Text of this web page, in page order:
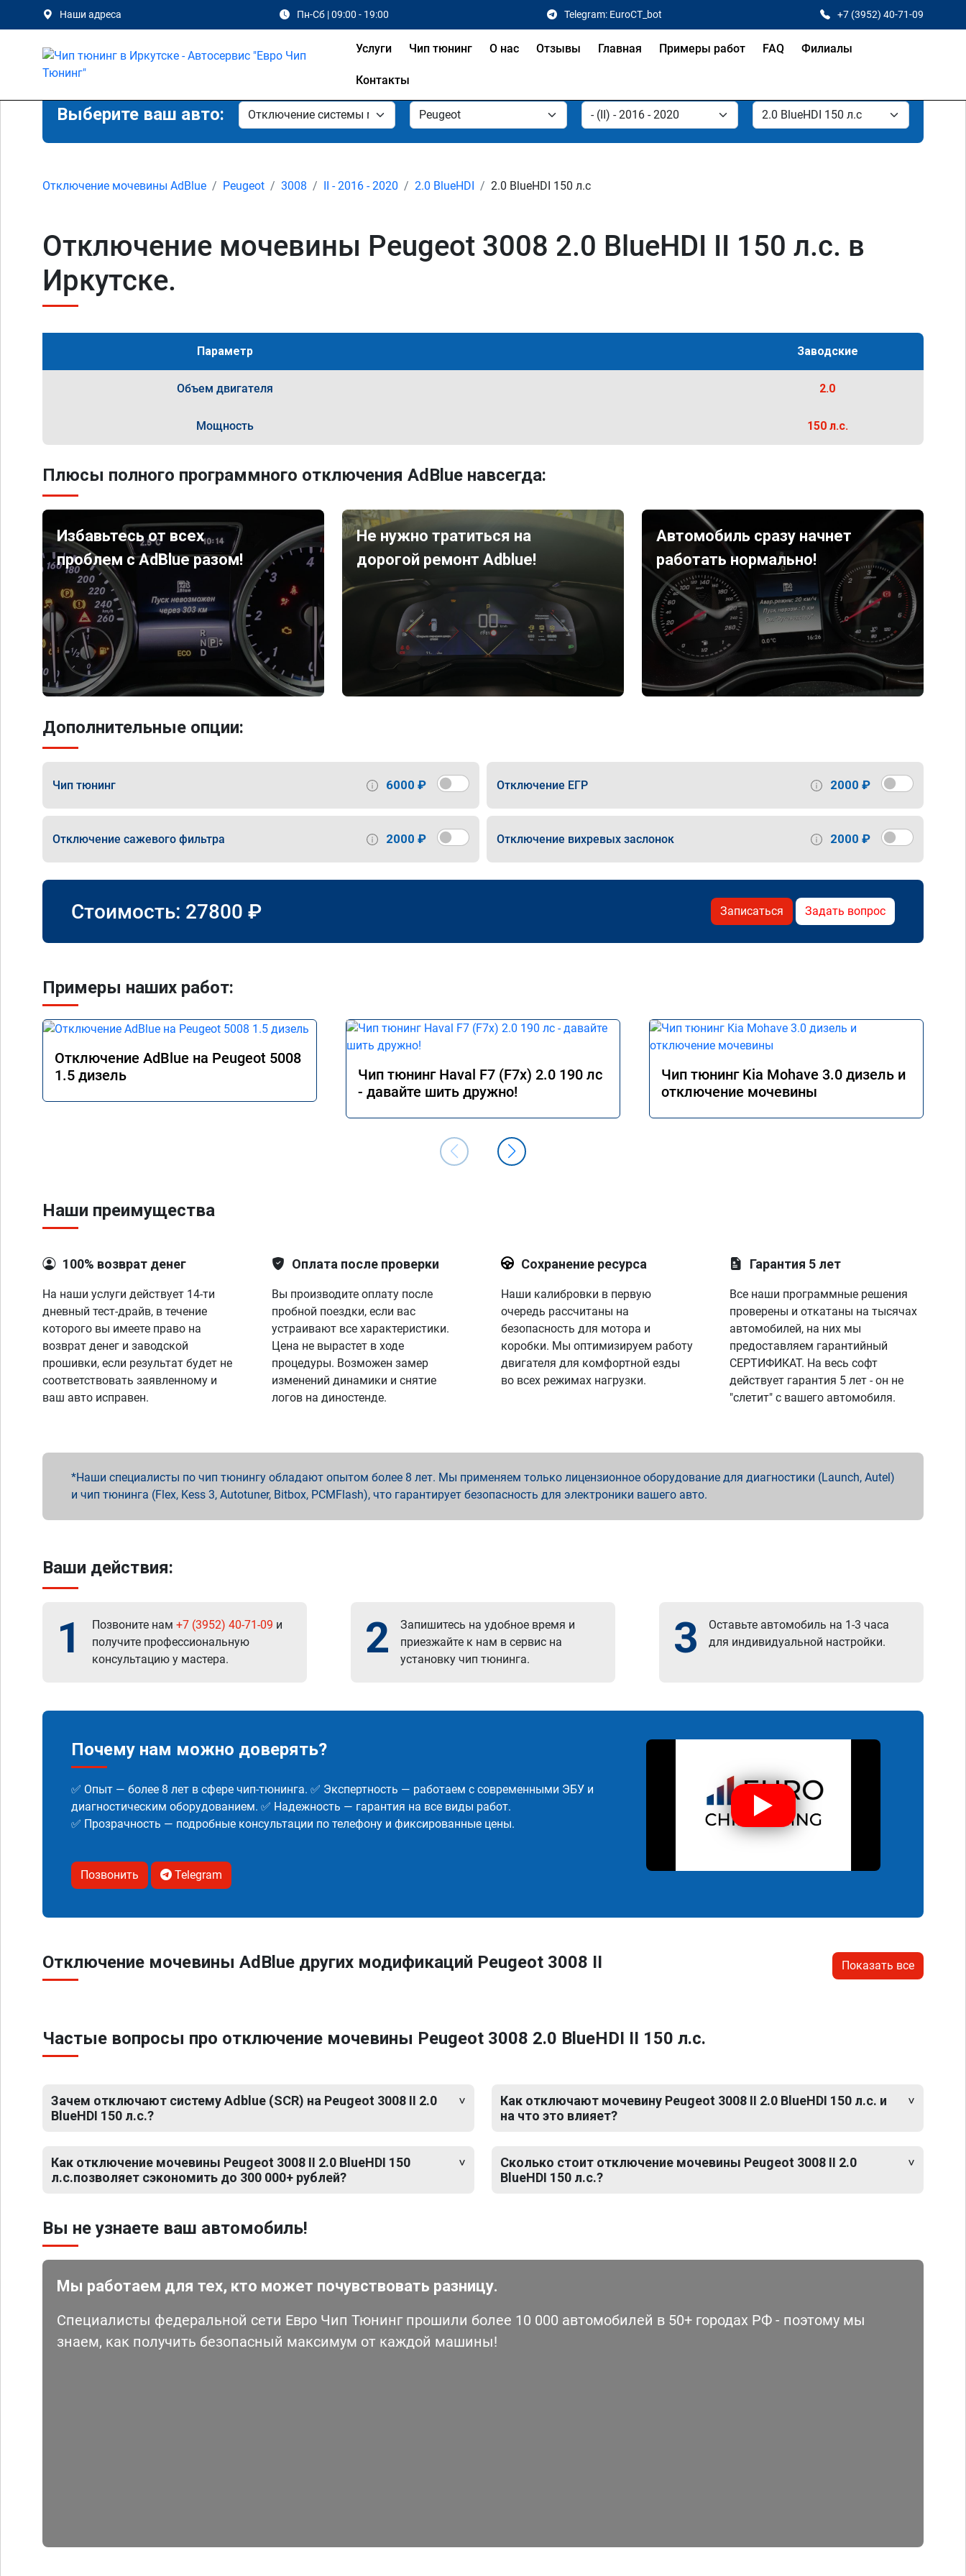
Наши адреса Пн-Сб | 09:00 - 19:00 Telegram: EuroCT_bot +7 (3952) 40-71-09
Услуги Чип тюнинг О нас Отзывы Главная Примеры работ FAQ Филиалы
Контакты
Выберите ваш авто:
Отключение мочевины AdBlue Peugeot 3008 II - 2016 - 2020 2.0 BlueHDI 2.0 BlueHDI 150 л.с
Отключение мочевины Peugeot 3008 2.0 BlueHDI II 150 л.с. в
Иркутске.
Параметр Заводские
Объем двигателя 2.0
Мощность 150 л.с.
Плюсы полного программного отключения AdBlue навсегда:
Избавьтесь от всех
проблем с AdBlue разом!
Не нужно тратиться на
дорогой ремонт Adblue!
Автомобиль сразу начнет
работать нормально!
Дополнительные опции:
Чип тюнинг 6000 ₽ Отключение ЕГР 2000 ₽
Отключение сажевого фильтра 2000 ₽ Отключение вихревых заслонок 2000 ₽
Стоимость: 27800 ₽ Записаться Задать вопрос
Примеры наших работ:
Отключение AdBlue на Peugeot 5008
1.5 дизель
Чип тюнинг Haval F7 (F7x) 2.0 190 лс
- давайте шить дружно!
Чип тюнинг Kia Mohave 3.0 дизель и
отключение мочевины
Наши преимущества
100% возврат денег
На наши услуги действует 14-ти
дневный тест-драйв, в течение
которого вы имеете право на
возврат денег и заводской
прошивки, если результат будет не
соответствовать заявленному и
ваш авто исправен.
Оплата после проверки
Вы производите оплату после
пробной поездки, если вас
устраивают все характеристики.
Цена не вырастет в ходе
процедуры. Возможен замер
изменений динамики и снятие
логов на диностенде.
Сохранение ресурса
Наши калибровки в первую
очередь рассчитаны на
безопасность для мотора и
коробки. Мы оптимизируем работу
двигателя для комфортной езды
во всех режимах нагрузки.
Гарантия 5 лет
Все наши программные решения
проверены и откатаны на тысячах
автомобилей, на них мы
предоставляем гарантийный
СЕРТИФИКАТ. На весь софт
действует гарантия 5 лет - он не
"слетит" с вашего автомобиля.
Наши специалисты по чип тюнингу обладают опытом более 8 лет. Мы применяем только лицензионное оборудование для диагностики (Launch, Autel)
и чип тюнинга (Flex, Kess 3, Autotuner, Bitbox, PCMFlash), что гарантирует безопасность для электроники вашего авто.
Ваши действия:
1 Позвоните нам +7 (3952) 40-71-09 и
получите профессиональную
консультацию у мастера.
2
Запишитесь на удобное время и
приезжайте к нам в сервис на
установку чип тюнинга.
3
Оставьте автомобиль на 1-3 часа
для индивидуальной настройки.
Почему нам можно доверять?
✅ Опыт — более 8 лет в сфере чип-тюнинга. ✅ Экспертность — работаем с современными ЭБУ и
диагностическим оборудованием. ✅ Надежность — гарантия на все виды работ.
✅ Прозрачность — подробные консультации по телефону и фиксированные цены.
Позвонить Telegram
Отключение мочевины AdBlue других модификаций Peugeot 3008 II Показать все
Частые вопросы про отключение мочевины Peugeot 3008 2.0 BlueHDI II 150 л.с.
Зачем отключают систему Adblue (SCR) на Peugeot 3008 II 2.0
BlueHDI 150 л.с.?
Как отключение мочевины Peugeot 3008 II 2.0 BlueHDI 150
л.с.позволяет сэкономить до 300 000+ рублей?
Как отключают мочевину Peugeot 3008 II 2.0 BlueHDI 150 л.с. и
на что это влияет?
Сколько стоит отключение мочевины Peugeot 3008 II 2.0
BlueHDI 150 л.с.?
Вы не узнаете ваш автомобиль!
Мы работаем для тех, кто может почувствовать разницу.
Специалисты федеральной сети Евро Чип Тюнинг прошили более 10 000 автомобилей в 50+ городах РФ - поэтому мы
знаем, как получить безопасный максимум от каждой машины!